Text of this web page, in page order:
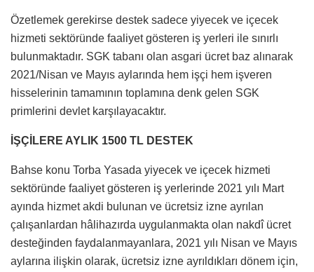
Özetlemek gerekirse destek sadece yiyecek ve içecek
hizmeti sektöründe faaliyet gösteren iş yerleri ile sınırlı
bulunmaktadır. SGK tabanı olan asgari ücret baz alınarak
2021/Nisan ve Mayıs aylarında hem işçi hem işveren
hisselerinin tamamının toplamına denk gelen SGK
primlerini devlet karşılayacaktır.
İŞÇİLERE AYLIK 1500 TL DESTEK
Bahse konu Torba Yasada yiyecek ve içecek hizmeti
sektöründe faaliyet gösteren iş yerlerinde 2021 yılı Mart
ayında hizmet akdi bulunan ve ücretsiz izne ayrılan
çalışanlardan hâlihazırda uygulanmakta olan nakdî ücret
desteğinden faydalanmayanlara, 2021 yılı Nisan ve Mayıs
aylarına ilişkin olarak, ücretsiz izne ayrıldıkları dönem için,